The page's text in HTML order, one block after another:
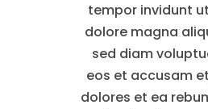
tempor invidunt
dolore magna
sed diam
eos et accusam
dolores et ea